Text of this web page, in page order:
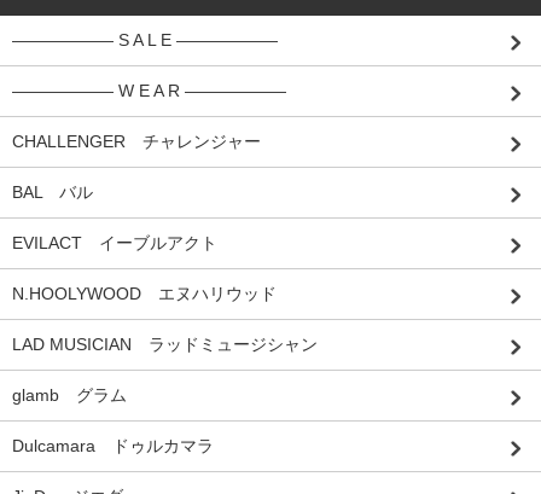
―――――― S A L E ――――――
―――――― W E A R ――――――
CHALLENGER チャレンジャー
BAL バル
EVILACT イーブルアクト
N.HOOLYWOOD エヌハリウッド
LAD MUSICIAN ラッドミュージシャン
glamb グラム
Dulcamara ドゥルカマラ